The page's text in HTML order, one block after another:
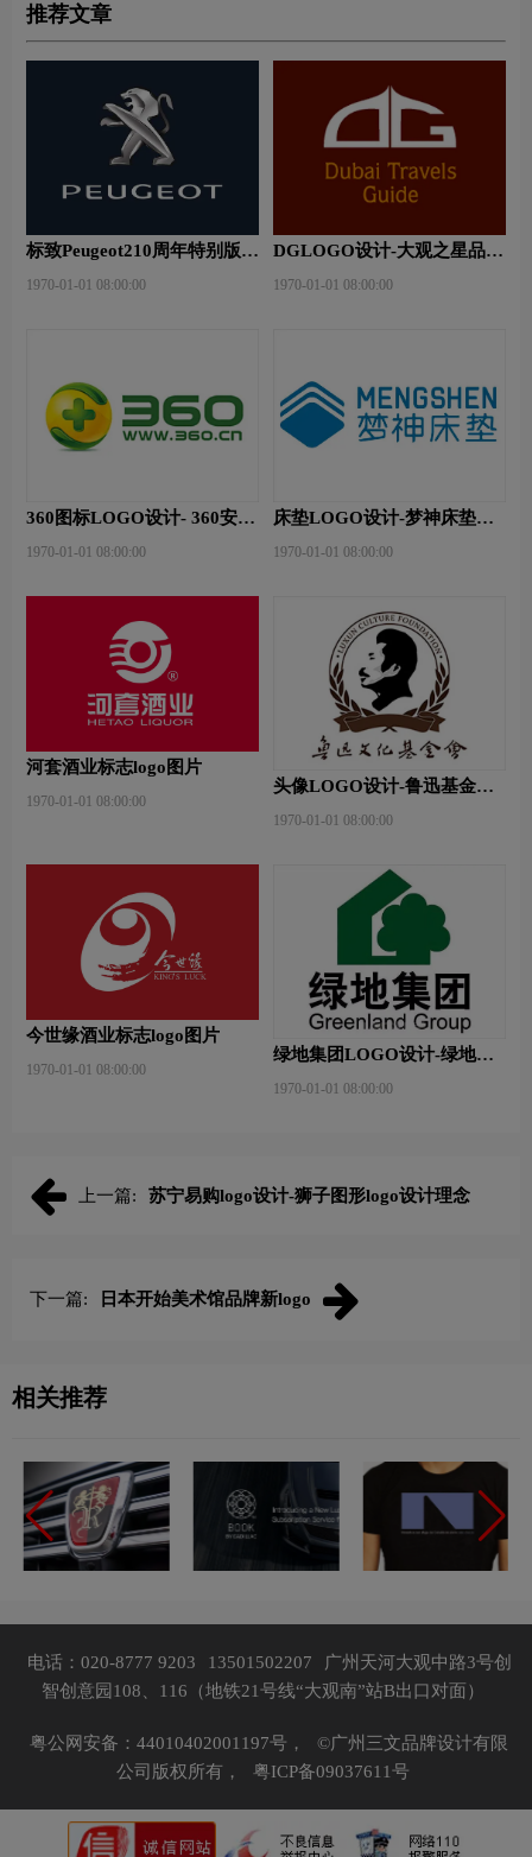
推荐文章
标致Peugeot210周年特别版新
1970-01-01 08:00:00
DGLOGO设计-大观之星品牌
1970-01-01 08:00:00
360图标LOGO设计- 360安全
1970-01-01 08:00:00
床垫LOGO设计-梦神床垫品
1970-01-01 08:00:00
河套酒业标志logo图片
1970-01-01 08:00:00
头像LOGO设计-鲁迅基金会
1970-01-01 08:00:00
今世缘酒业标志logo图片
1970-01-01 08:00:00
绿地集团LOGO设计-绿地集
1970-01-01 08:00:00
上一篇: 苏宁易购logo设计-狮子图形logo设计理念
下一篇: 日本开始美术馆品牌新logo
相关推荐
电话：020-8777 9203 13501502207
广州天河大观中路3号创
智创意园108、116（地铁21号线“大观南”站B出口对面）
粤公网安备：44010402001197号，
©广州三文品牌设计有限
公司版权所有，
粤ICP备09037611号